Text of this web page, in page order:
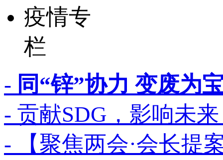
疫情专
栏
- 同“锌”协力 变废为
- 贡献SDG，影响未
- 【聚焦两会·会长提